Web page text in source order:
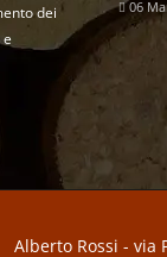
dei
06
Alberto Rossi - via